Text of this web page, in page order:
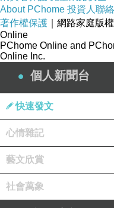
所以，我等等要去
夠情緒好一點，
至少，不要一直錯
直無反應，
我可以點一篇文章
是不要超過五分鐘
點個推薦，可以第
反應了好嗎？至少
希望你能好好考慮
希望你能想通
About PChome 投資人聯絡
著作權保護 ｜網路家庭版
Online
PChome Online and
Online Inc.
個人新聞台
快速發文
心情雜記
藝文欣賞
社會萬象